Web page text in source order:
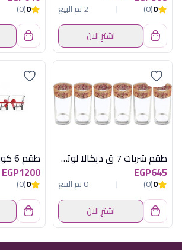
0
(0)
2 تم البيع
اشترِ الآن
0
(0)
طقم شربات 7 ق ديكالا لوتس
EGP645
0
(0)
0 تم البيع
اشترِ الآن
EGP1200
0
(0)